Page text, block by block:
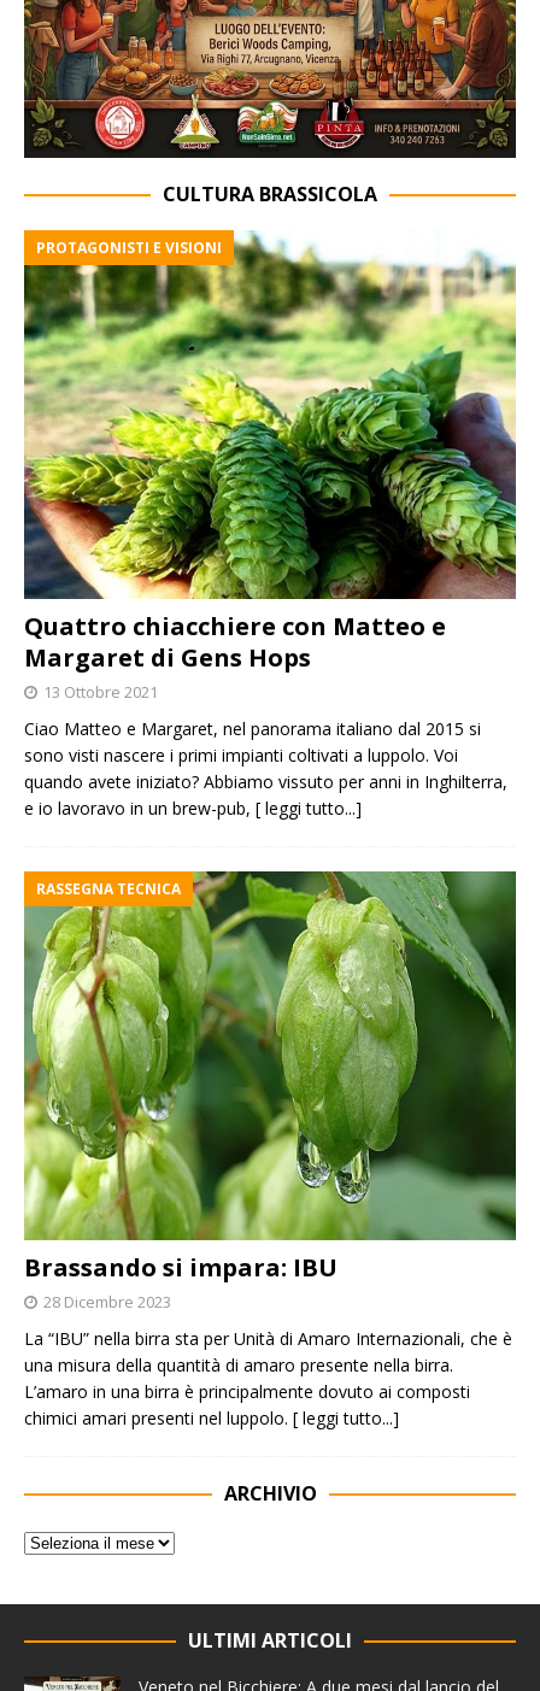
CULTURA BRASSICOLA
Quattro chiacchiere con Matteo e
Margaret di Gens Hops
PROTAGONISTI E VISIONI
13 Ottobre 2021
Ciao Matteo e Margaret, nel panorama italiano dal 2015 si
sono visti nascere i primi impianti coltivati a luppolo. Voi
quando avete iniziato? Abbiamo vissuto per anni in Inghilterra,
e io lavoravo in un brew-pub, [ leggi tutto...]
Brassando si impara: IBU
RASSEGNA TECNICA
28 Dicembre 2023
La “IBU” nella birra sta per Unità di Amaro Internazionali, che è
una misura della quantità di amaro presente nella birra.
L’amaro in una birra è principalmente dovuto ai composti
chimici amari presenti nel luppolo. [ leggi tutto...]
ARCHIVIO
ULTIMI ARTICOLI